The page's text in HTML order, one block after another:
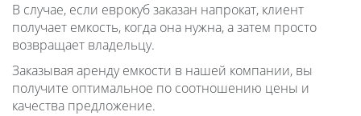
В случае, если еврокуб заказан напрокат, клиент
получает емкость, когда она нужна, а затем просто
возвращает владельцу.
Заказывая аренду емкости в нашей компании, вы
получите оптимальное по соотношению цены и
качества предложение.